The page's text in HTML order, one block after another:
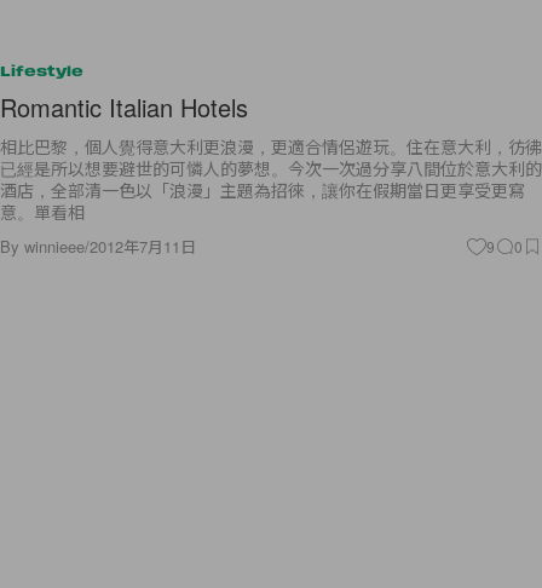
Lifestyle
Romantic Italian Hotels
相比巴黎，個人覺得意大利更浪漫，更適合情侶遊玩。住在意大利，彷彿
已經是所以想要避世的可憐人的夢想。今次一次過分享八間位於意大利的
酒店，全部清一色以「浪漫」主題為招徠，讓你在假期當日更享受更寫
意。單看相
By winnieee/2012年7月11日 9 0